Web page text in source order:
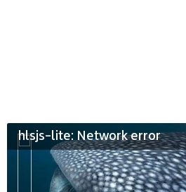
hlsjs-lite: Network error